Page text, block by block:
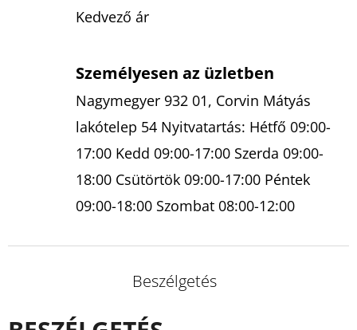
Kedvező ár
Személyesen az üzletben
Nagymegyer 932 01, Corvin Mátyás
lakótelep 54 Nyitvatartás: Hétfő 09:00-
17:00 Kedd 09:00-17:00 Szerda 09:00-
18:00 Csütörtök 09:00-17:00 Péntek
09:00-18:00 Szombat 08:00-12:00
Beszélgetés